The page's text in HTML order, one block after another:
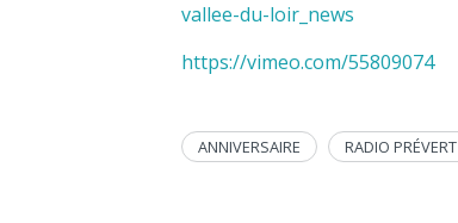
vallee-du-loir_news
https://vimeo.com/55809074
ANNIVERSAIRE RADIO PRÉVERT